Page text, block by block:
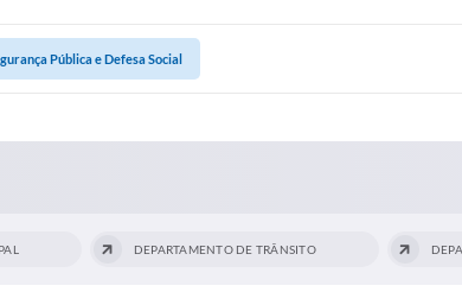
Pública e Defesa Social
DEPARTAMENTO DE TRÂNSITO